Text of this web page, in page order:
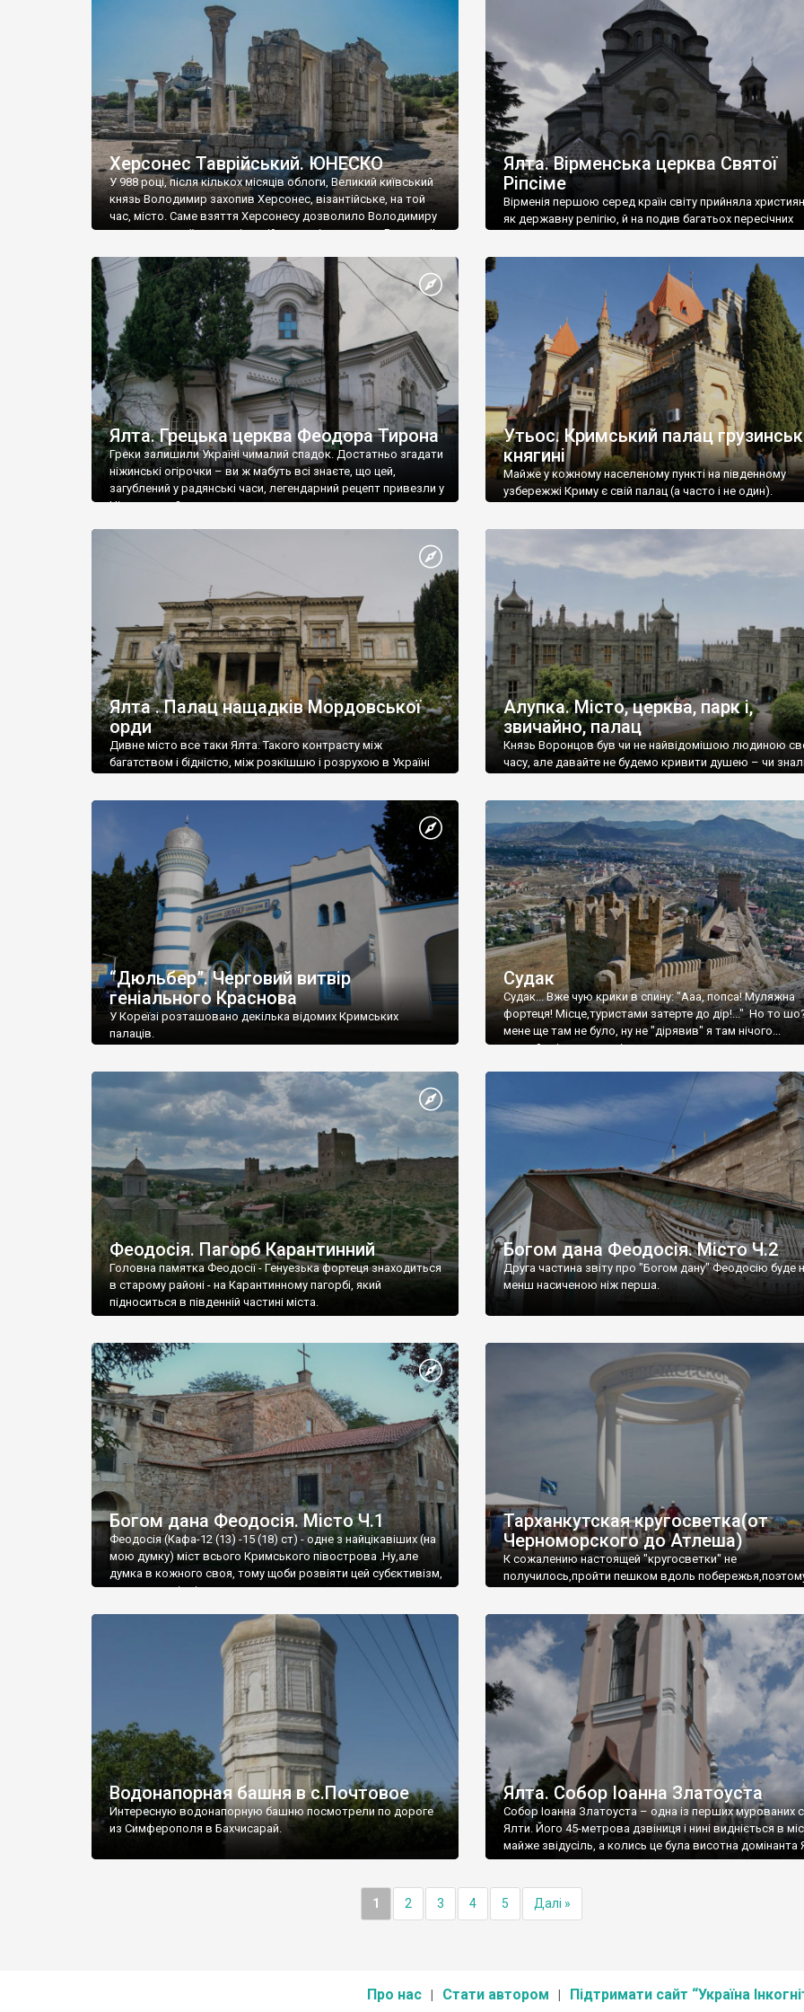
візантійської доби. Раритети викрадені з фондів об’єкту
культурної спадщини ЮНЕСКО «Херсонеса Таврійського».
Офіційно – на виставку «Золото Візантії», але експерти та
влада в Україні вважають це лише […]
називаються «повстяками» (postaki)…” “Вино. Крим
виробляє відмінне вино і його вдосталь: воно все
легке біле і дуже […]
Херсонес Таврійський. ЮНЕСКО
У 988 році, після кількох місяців облоги, Великий київський
князь Володимир захопив Херсонес, візантійське, на той
час, місто. Саме взяття Херсонесу дозволило Володимиру
диктувати свої умови візантійському імператору Василю ІІ,
Херсонесі Володимир-язичник, став Василем-
християнином. А потім було Хрещення Русі. На честь
Херсонесу Таврійського названо місто […]
Ялта. Вірменська церква Святої
Ріпсіме
Вірменія першою серед країн світу прийняла
як державну релігію, й на подив багатьох пересічних
Ялта. Грецька церква Феодора Тирона
Греки залишили Україні чималий спадок. Достатньо згадати
ніжинські огірочки – ви ж мабуть всі знаєте, що цей,
загублений у радянські часи, легендарний рецепт привезли у
Ніжин греки?
Утьос. Кримський палац
княгині
Майже у кожному населеному пункті на південному
узбережжі Криму є свій палац (а часто і не один).
Ялта . Палац нащадків Мордовської
орди
Дивне місто все таки Ялта. Такого контрасту між
багатством і бідністю, між розкішшю і розрухою в Україні
Алупка. Місто, церква, парк і,
звичайно, палац
Князь Воронцов був чи не найвідомішою людиною
часу, але давайте не будемо кривити душею – чи
“Дюльбер”. Черговий витвір
геніального Краснова
У Кореїзі розташовано декілька відомих Кримських
палаців.
Судак
Судак... Вже чую крики в спину: "Ааа, попса! Муляжна
фортеця! Місце,туристами затерте до дір!..." Но то
мене ще там не було, ну не "дірявив" я там нічого...
принаймні до цього літа.
Феодосія. Пагорб Карантинний
Головна памятка Феодосії - Генуезька фортеця знаходиться
в старому районі - на Карантинному пагорбі, який
підноситься в південній частині міста.
Богом дана Феодосія. Місто Ч.2
Друга частина звіту про "Богом дану" Феодосію буде
менш насиченою ніж перша.
Богом дана Феодосія. Місто Ч.1
Феодосія (Кафа-12 (13) -15 (18) ст) - одне з найцікавіших (на
мою думку) міст всього Кримського півострова .Ну,але
думка в кожного своя, тому щоби розвіяти цей субєктивізм,
запрошую відвідати це
Тарханкутская кругосветка(от
Черноморского до Атлеша)
К сожалению настоящей "кругосветки" не
получилось,пройти пешком вдоль
Водонапорная башня в с.Почтовое
Интересную водонапорную башню посмотрели по дороге
из Симферополя в Бахчисарай.
Ялта. Собор Іоанна Златоуста
Собор Іоанна Златоуста – одна із перших мурованих
Ялти. Його 45-метрова дзвіниця і нині видніється в
майже звідусіль, а колись це була висотна домінанта
1 2 3 4 5 Далі »
Про нас Стати автором Підтримати сайт “Україна